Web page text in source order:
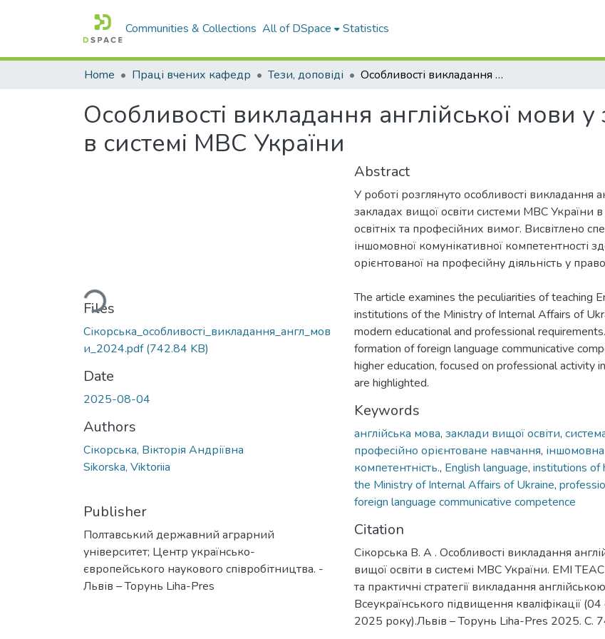
Communities & Collections All of DSpace Statistics
Home Праці вчених кафедр Тези, доповіді Особливості викладання англійської мови у закладах вищої освіти в системі МВС України
Особливості викладання англійської мови у
в системі МВС України
Loading...
Files
Сікорська_особливості_викладання_англ_мов
и_2024.pdf(742.84 KB)
Date
2025-08-04
Authors
Сікорська, Вікторія Андріївна
Sikorska, Viktoriia
Publisher
Полтавський державний аграрний
університет; Центр українсько-
європейського наукового співробітництва. -
Львів – Торунь Liha-Pres
Abstract
У роботі розглянуто особливості викладання
закладах вищої освіти системи МВС України
освітніх та професійних вимог. Висвітлено
іншомовної комунікативної компетентності
орієнтованої на професійну діяльність у
The article examines the peculiarities of teaching
institutions of the Ministry of Internal Affairs of
modern educational and professional
formation of foreign language communicative
higher education, focused on professional activity
are highlighted.
Keywords
англійська мова, заклади вищої освіти,
професійно орієнтоване навчання,
компетентність., English language, institutions of
the Ministry of Internal Affairs of Ukraine,
foreign language communicative competence
Citation
Сікорська В. А . Особливості викладання
вищої освіти в системі МВС України. EMI
та практичні стратегії викладання
Всеукраїнського підвищення кваліфікації
2025 року).Львів – Торунь Liha-Pres 2025. С.